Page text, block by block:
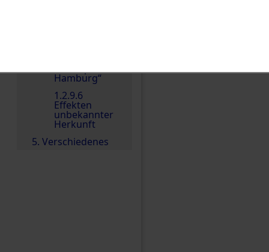
Hamburg“
1.2.9.6
Effekten
unbekannter
Herkunft
5. Verschiedenes